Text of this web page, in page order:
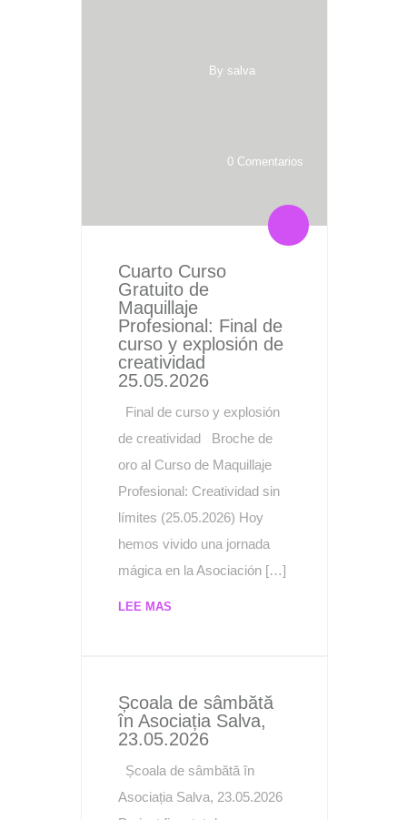
By salva
0 Comentarios
Cuarto Curso
Gratuito de
Maquillaje
Profesional: Final de
curso y explosión de
creatividad
25.05.2026
Final de curso y explosión
de creatividad Broche de
oro al Curso de Maquillaje
Profesional: Creatividad sin
límites (25.05.2026) Hoy
hemos vivido una jornada
mágica en la Asociación […]
LEE MAS
Școala de sâmbătă
în Asociația Salva,
23.05.2026
Școala de sâmbătă în
Asociația Salva, 23.05.2026